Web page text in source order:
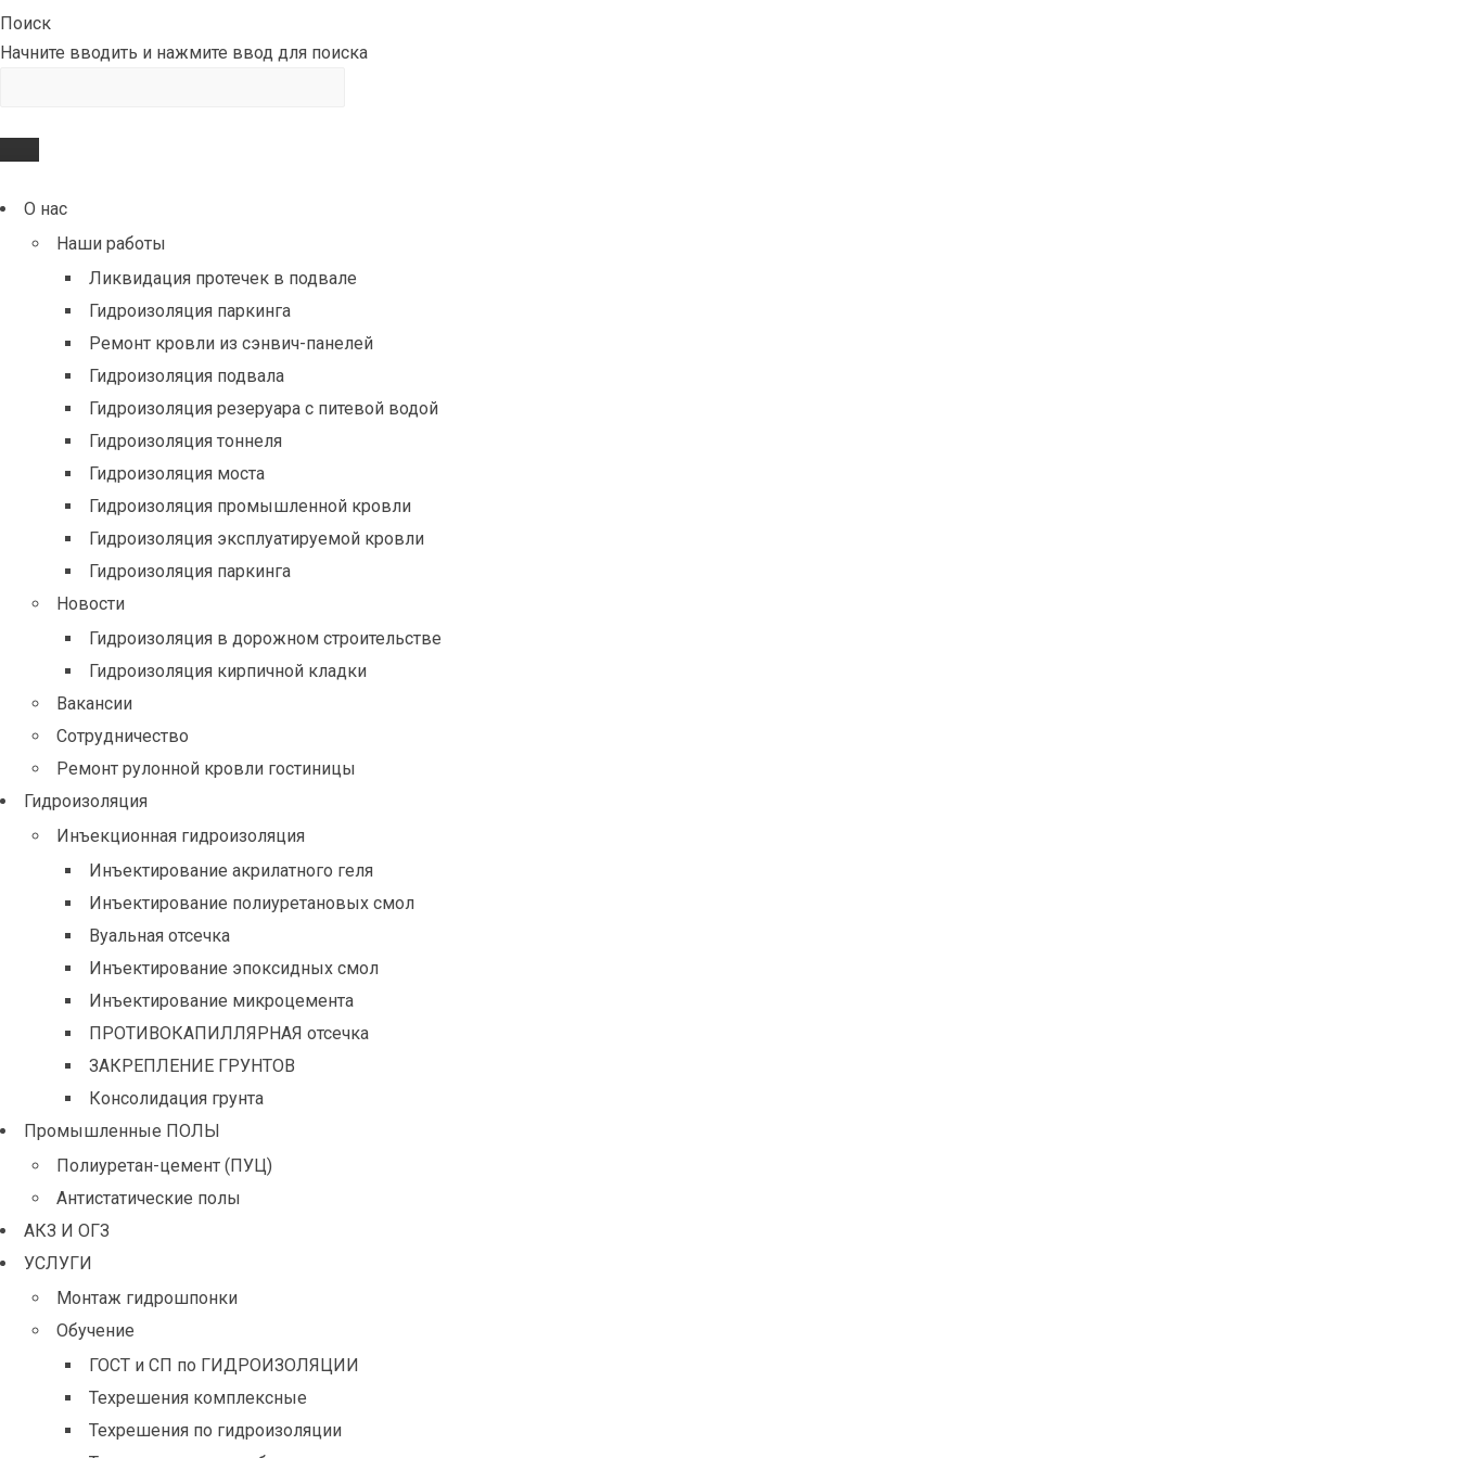
Поиск
Начните вводить и нажмите ввод для поиска
О нас
Наши работы
Ликвидация протечек в подвале
Гидроизоляция паркинга
Ремонт кровли из сэнвич-панелей
Гидроизоляция подвала
Гидроизоляция резеруара с питевой водой
Гидроизоляция тоннеля
Гидроизоляция моста
Гидроизоляция промышленной кровли
Гидроизоляция эксплуатируемой кровли
Гидроизоляция паркинга
Новости
Гидроизоляция в дорожном строительстве
Гидроизоляция кирпичной кладки
Вакансии
Сотрудничество
Ремонт рулонной кровли гостиницы
Гидроизоляция
Инъекционная гидроизоляция
Инъектирование акрилатного геля
Инъектирование полиуретановых смол
Вуальная отсечка
Инъектирование эпоксидных смол
Инъектирование микроцемента
ПРОТИВОКАПИЛЛЯРНАЯ отсечка
ЗАКРЕПЛЕНИЕ ГРУНТОВ
Консолидация грунта
Промышленные ПОЛЫ
Полиуретан-цемент (ПУЦ)
Антистатические полы
АКЗ И ОГЗ
УСЛУГИ
Монтаж гидрошпонки
Обучение
ГОСТ и СП по ГИДРОИЗОЛЯЦИИ
Техрешения комплексные
Техрешения по гидроизоляции